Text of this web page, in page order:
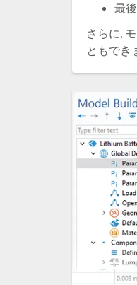
最
さらに,
ともでき